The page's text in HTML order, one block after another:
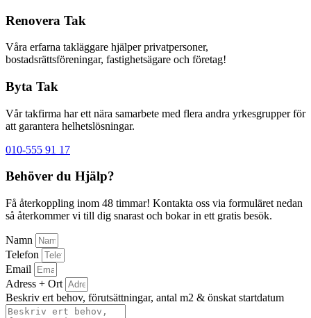
Renovera Tak
Våra erfarna takläggare hjälper privatpersoner,
bostadsrättsföreningar, fastighetsägare och företag!
Byta Tak
Vår takfirma har ett nära samarbete med flera andra yrkesgrupper för
att garantera helhetslösningar.
010-555 91 17
Behöver du Hjälp?
Få återkoppling inom 48 timmar! Kontakta oss via formuläret nedan
så återkommer vi till dig snarast och bokar in ett gratis besök.
Namn
Telefon
Email
Adress + Ort
Beskriv ert behov, förutsättningar, antal m2 & önskat startdatum